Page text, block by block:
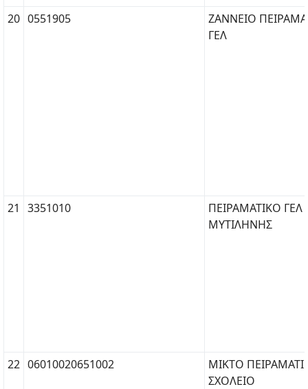
20 0551905
ΖΑΝΝΕΙΟ
ΓΕΛ
21 3351010
ΠΕΙΡΑΜΑΤΙΚΟ ΓΕΛ
ΜΥΤΙΛΗΝΗΣ
22 06010020651002
ΜΙΚΤΟ
ΣΧΟΛΕΙΟ